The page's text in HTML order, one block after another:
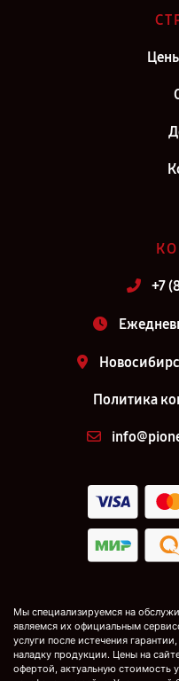
+7
Политика
Мы специализируемся на
являемся их официальным
услуги после истечения
наладку продукции. Цены на
офертой, актуальную стоимость